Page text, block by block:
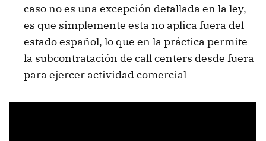
caso no es una excepción detallada en la ley,
es que simplemente esta no aplica fuera del
estado español, lo que en la práctica permite
la subcontratación de call centers desde fuera
para ejercer actividad comercial